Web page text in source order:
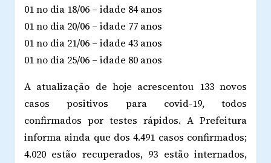
01 no dia 18/06 – idade 84 anos
01 no dia 20/06 – idade 77 anos
01 no dia 21/06 – idade 43 anos
01 no dia 25/06 – idade 80 anos
A atualização de hoje acrescentou 133 novos
casos positivos para covid-19, todos
confirmados por testes rápidos. A Prefeitura
informa ainda que dos 4.491 casos confirmados;
4.020 estão recuperados, 93 estão internados,